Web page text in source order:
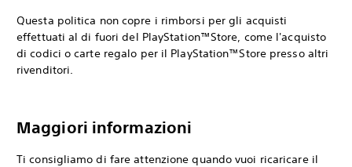
Questa politica non copre i rimborsi per gli acquisti
effettuati al di fuori del PlayStation™Store, come l'acquisto
di codici o carte regalo per il PlayStation™Store presso altri
rivenditori.
Maggiori informazioni
Ti consigliamo di fare attenzione quando vuoi ricaricare il